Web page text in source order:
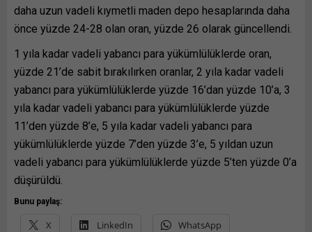
daha uzun vadeli kıymetli maden depo hesaplarında daha
önce yüzde 24-28 olan oran, yüzde 26 olarak güncellendi.
1 yıla kadar vadeli yabancı para yükümlülüklerde oran,
yüzde 21’de sabit bırakılırken oranlar, 2 yıla kadar vadeli
yabancı para yükümlülüklerde yüzde 16’dan yüzde 10’a, 3
yıla kadar vadeli yabancı para yükümlülüklerde yüzde
11’den yüzde 8’e, 5 yıla kadar vadeli yabancı para
yükümlülüklerde yüzde 7’den yüzde 3’e, 5 yıldan uzun
vadeli yabancı para yükümlülüklerde yüzde 5’ten yüzde 0’a
düşürüldü.
Bunu paylaş:
X LinkedIn WhatsApp